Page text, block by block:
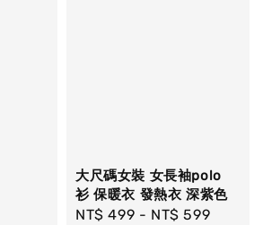
大尺碼女裝 女長袖polo
衫 保暖衣 發熱衣 深紫色
Regular
NT$ 499 - NT$ 599